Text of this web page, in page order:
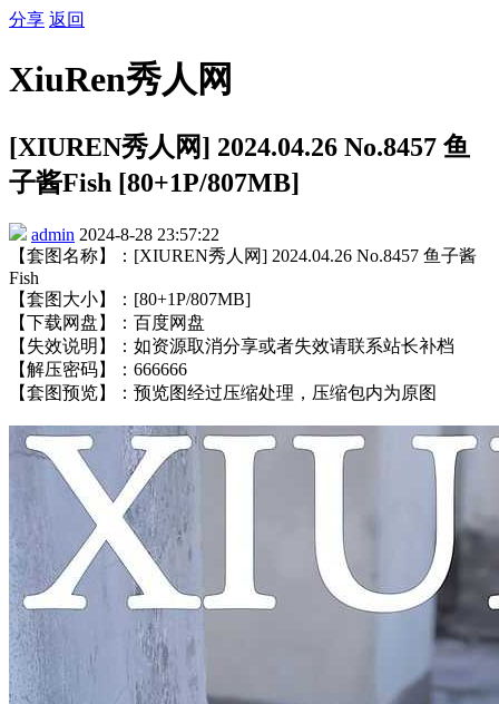
分享 返回
XiuRen秀人网
[XIUREN秀人网] 2024.04.26 No.8457 鱼
子酱Fish [80+1P/807MB]
admin 2024-8-28 23:57:22
【套图名称】：[XIUREN秀人网] 2024.04.26 No.8457 鱼子酱
Fish
【套图大小】：[80+1P/807MB]
【下载网盘】：百度网盘
【失效说明】：如资源取消分享或者失效请联系站长补档
【解压密码】：666666
【套图预览】：预览图经过压缩处理，压缩包内为原图